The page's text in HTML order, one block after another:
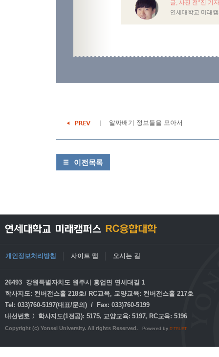
글, 사진 전*진 기
연세대학교 미래
알짜배기 정보들을 모아서
이전목록
개인정보처리방침 사이트 맵 오시는 길
26493 강원특별자치도 원주시 흥업면 연세대길 1
학사지도: 컨버전스홀 218호/ RC교육, 교양교육: 컨버전스홀 217호
Tel: 033)760-5197(대표/문의) / Fax: 033)760-5199
내선번호 〉학사지도(1전공): 5175, 교양교육: 5197, RC교육: 5196
Copyright (c) Yonsei University. All rights Reserved. Powered by D'TRUST